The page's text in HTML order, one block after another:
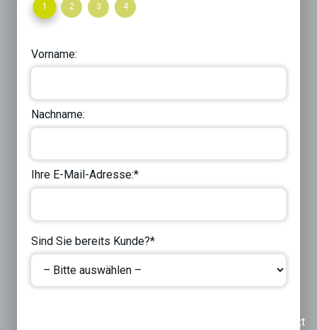
1 2 3 4
Vorname:
Nachname:
Ihre E-Mail-Adresse:*
Sind Sie bereits Kunde?*
Next